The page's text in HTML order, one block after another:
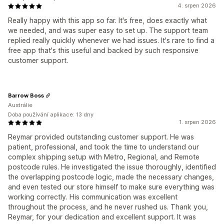
4. srpen 2026
Really happy with this app so far. It's free, does exactly what
we needed, and was super easy to set up. The support team
replied really quickly whenever we had issues. It's rare to find a
free app that's this useful and backed by such responsive
customer support.
1. srpen 2026
Reymar provided outstanding customer support. He was
patient, professional, and took the time to understand our
complex shipping setup with Metro, Regional, and Remote
postcode rules. He investigated the issue thoroughly, identified
the overlapping postcode logic, made the necessary changes,
and even tested our store himself to make sure everything was
working correctly. His communication was excellent
throughout the process, and he never rushed us. Thank you,
Reymar, for your dedication and excellent support. It was
Barrow Boss
Austrálie
Doba používání aplikace: 13 dny